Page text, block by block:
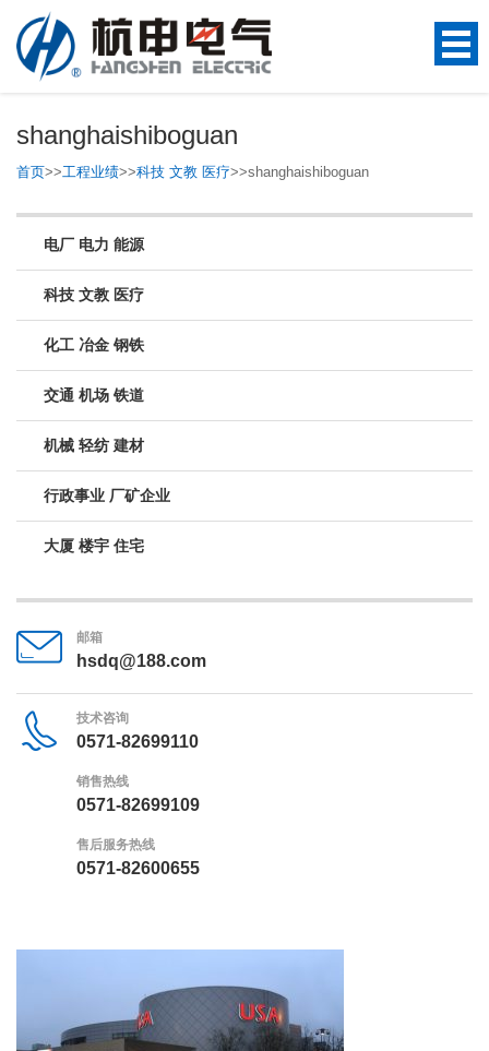
shanghaishiboguan
首页>>工程业绩>>科技 文教 医疗>>shanghaishiboguan
电厂 电力 能源
科技 文教 医疗
化工 冶金 钢铁
交通 机场 铁道
机械 轻纺 建材
行政事业 厂矿企业
大厦 楼宇 住宅
邮箱
hsdq@188.com
技术咨询
0571-82699110
销售热线
0571-82699109
售后服务热线
0571-82600655